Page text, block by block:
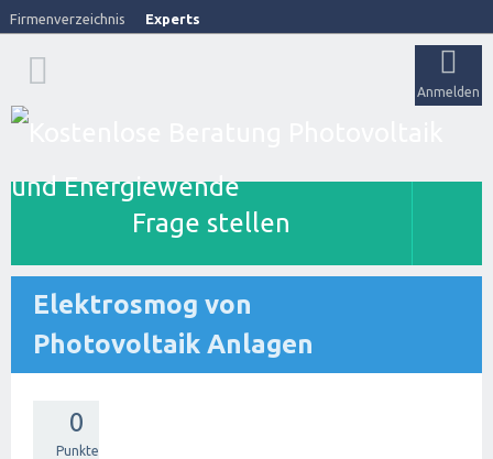
Firmenverzeichnis Experts
Anmelden
Frage stellen
Elektrosmog von
Photovoltaik Anlagen
0
Punkte